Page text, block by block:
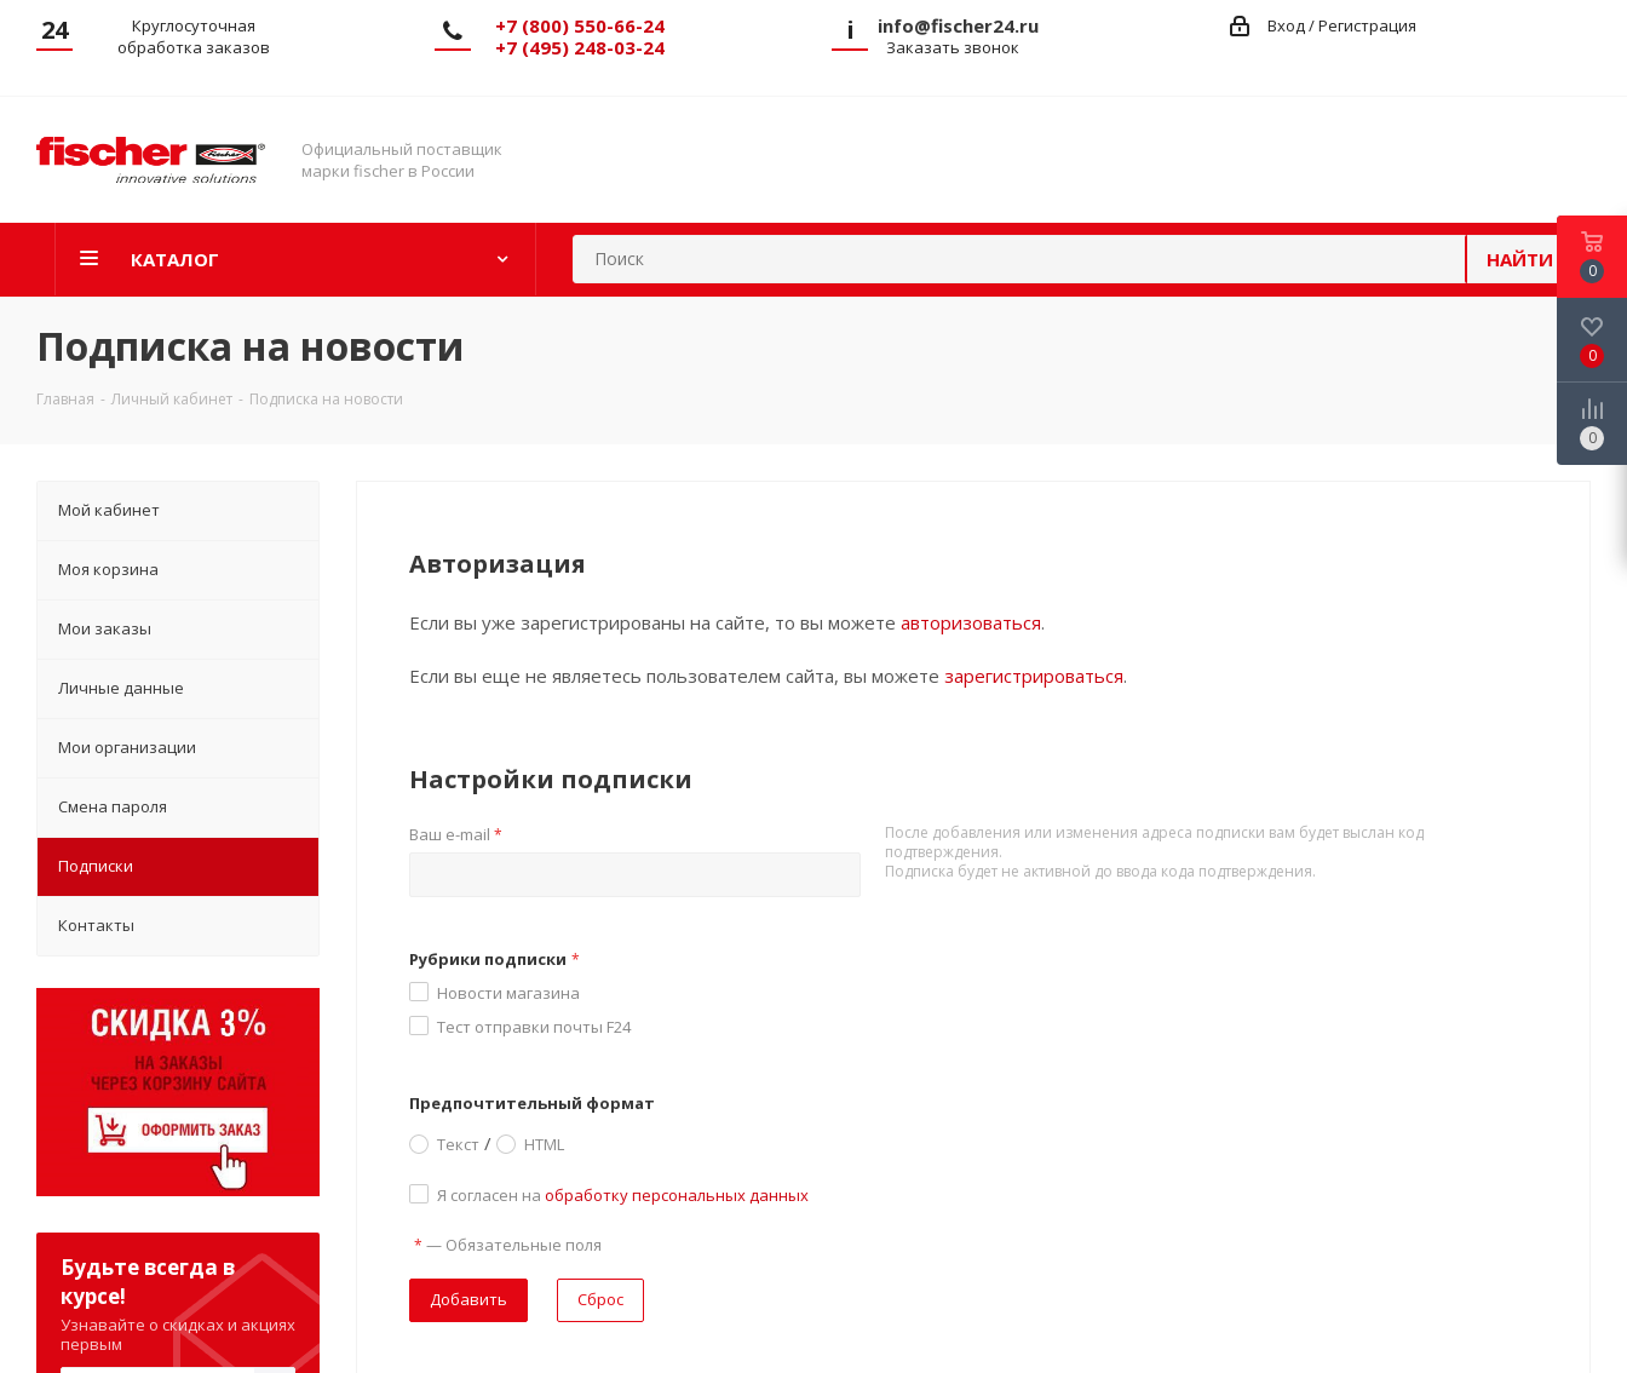
24
Круглосуточная
обработка заказов
+7 (800) 550-66-24
+7 (495) 248-03-24
i info@fischer24.ru
Заказать звонок
Вход / Регистрация
Официальный поставщик
марки fischer в России
КАТАЛОГ НАЙТИ
Подписка на новости
Главная - Личный кабинет - Подписка на новости
Авторизация
Если вы уже зарегистрированы на сайте, то вы можете авторизоваться.
Если вы еще не являетесь пользователем сайта, вы можете зарегистрироваться.
Настройки подписки
Ваш e-mail *
Рубрики подписки *
Новости магазина
Тест отправки почты F24
Предпочтительный формат
Текст / HTML
После добавления или изменения адреса подписки вам будет выслан код
подтверждения.
Подписка будет не активной до ввода кода подтверждения.
Я согласен на обработку персональных данных
* — Обязательные поля
Мой кабинет
Моя корзина
Мои заказы
Личные данные
Мои организации
Смена пароля
Подписки
Контакты
Будьте всегда в
курсе!
Узнавайте о скидках и акциях
первым
0
0
0